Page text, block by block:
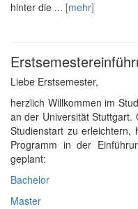
hinter die ... [mehr]
Liebe Erstsemester,
herzlich Willkommen im
an der Universität Stuttgart.
Studienstart zu
Programm in der
geplant:
Bachelor
Master